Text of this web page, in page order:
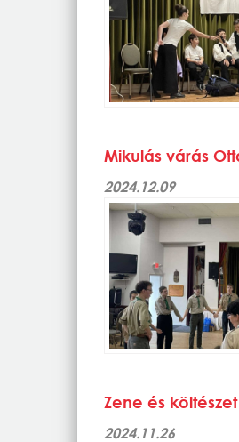
Mikulás várás
2024.12.09
Zene és
2024.11.26